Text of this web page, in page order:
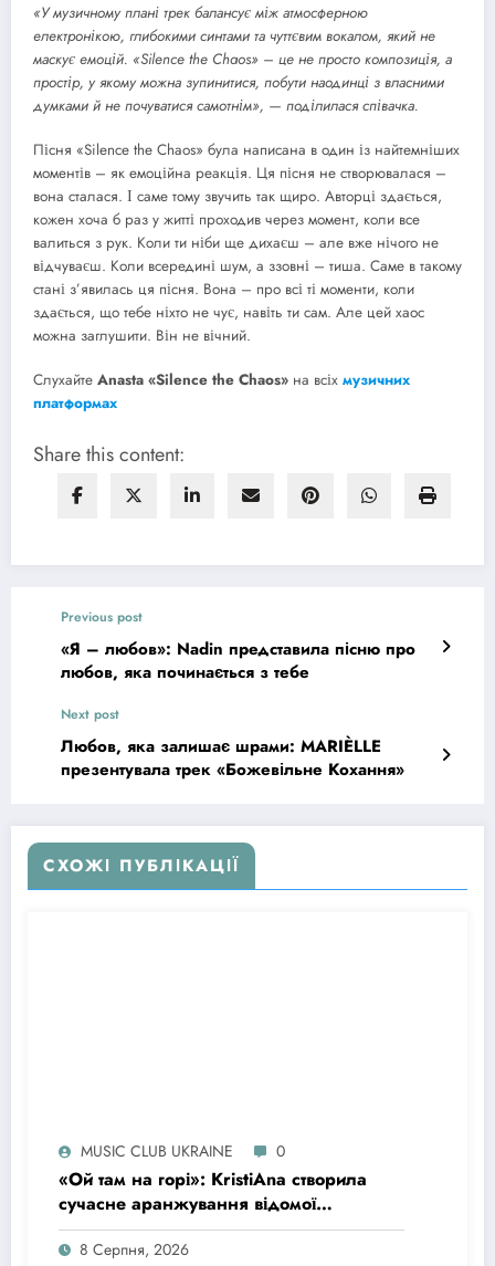
«У музичному плані трек балансує між атмосферною
електронікою, глибокими синтами та чуттєвим вокалом, який не
маскує емоцій. «Silence the Chaos» – це не просто композиція, а
простір, у якому можна зупинитися, побути наодинці з власними
думками й не почуватися самотнім», — поділилася співачка.
Пісня «Silence the Chaos» була написана в один із найтемніших
моментів – як емоційна реакція. Ця пісня не створювалася –
вона сталася. І саме тому звучить так щиро. Авторці здається,
кожен хоча б раз у житті проходив через момент, коли все
валиться з рук. Коли ти ніби ще дихаєш – але вже нічого не
відчуваєш. Коли всередині шум, а ззовні – тиша. Саме в такому
стані з’явилась ця пісня. Вона – про всі ті моменти, коли
здається, що тебе ніхто не чує, навіть ти сам. Але цей хаос
можна заглушити. Він не вічний.
Слухайте Anasta «Silence the Chaos» на всіх музичних
платформах
Share this content:
Previous post
«Я – любов»: Nadin представила пісню про
любов, яка починається з тебе
Next post
Любов, яка залишає шрами: MARIÈLLE
презентувала трек «Божевільне Кохання»
СХОЖІ ПУБЛІКАЦІЇ
MUSIC CLUB UKRAINE 0
«Ой там на горі»: KristiAna створила
сучасне аранжування відомої
української народної пісні
8 Серпня, 2026